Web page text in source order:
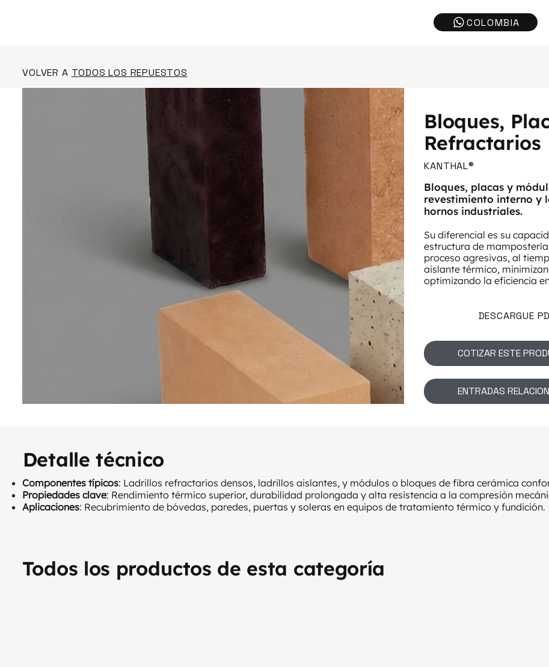
VOLVER A TODOS LOS REPUESTOS
Bloques,
Refractarios
KANTHAL®
Bloques, placas y
revestimiento interno y
hornos industriales.
Su diferencial es su
estructura de
proceso agresivas, al
aislante térmico,
optimizando la eficiencia
DESCARGUE
COTIZAR ESTE
ENTRADAS
Detalle técnico
Componentes típicos: Ladrillos refractarios densos, ladrillos aislantes, y módulos o bloques de fibra cerámica
Propiedades clave: Rendimiento térmico superior, durabilidad prolongada y alta resistencia a la compresión
Aplicaciones: Recubrimiento de bóvedas, paredes, puertas y soleras en equipos de tratamiento térmico y fundición.
Todos los productos de esta categoría